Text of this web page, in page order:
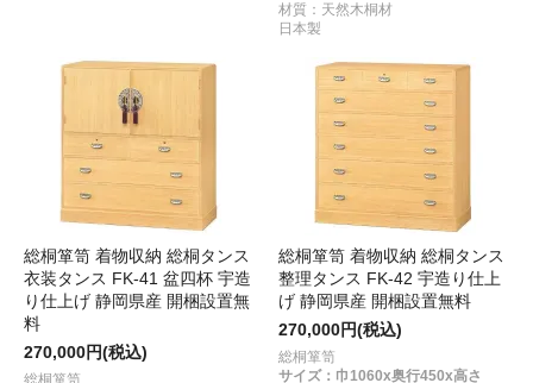
材質：天然木桐材
日本製
総桐箪笥 着物収納 総桐タンス
衣装タンス FK-41 盆四杯 宇造
り仕上げ 静岡県産 開梱設置無
料
270,000円(税込)
総桐箪笥
総桐箪笥 着物収納 総桐タンス
整理タンス FK-42 宇造り仕上
げ 静岡県産 開梱設置無料
270,000円(税込)
総桐箪笥
サイズ：巾1060x奥行450x高さ